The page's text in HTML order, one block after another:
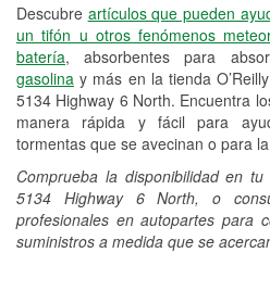
Descubre artículos que pueden
un tifón u otros fenómenos
batería, absorbentes para
gasolina y más en la tienda
5134 Highway 6 North. Encuentra
manera rápida y fácil para
tormentas que se avecinan o para
Comprueba la disponibilidad en
5134 Highway 6 North, o
profesionales en autopartes para
suministros a medida que se